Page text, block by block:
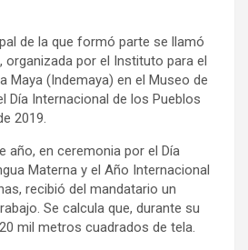
de la que formó parte se llamó
organizada por el Instituto para el
Maya (Indemaya) en el Museo de
Día Internacional de los Pueblos
2019.
año, en ceremonia por el Día
Materna y el Año Internacional
recibió del mandatario un
Se calcula que, durante su
mil metros cuadrados de tela.